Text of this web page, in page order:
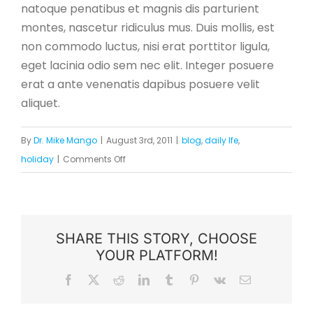
natoque penatibus et magnis dis parturient
montes, nascetur ridiculus mus. Duis mollis, est
non commodo luctus, nisi erat porttitor ligula,
eget lacinia odio sem nec elit. Integer posuere
erat a ante venenatis dapibus posuere velit
aliquet.
ByDr. Mike Mango | August 3rd, 2011 | blog,daily lfe,
holiday | Comments Offon
Sit
SHARE THIS STORY, CHOOSE
YOUR PLATFORM!
Facebook RedditLinkedInTumblr Pinterest
Vk Email